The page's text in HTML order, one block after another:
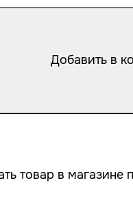
Добавить в
товар в